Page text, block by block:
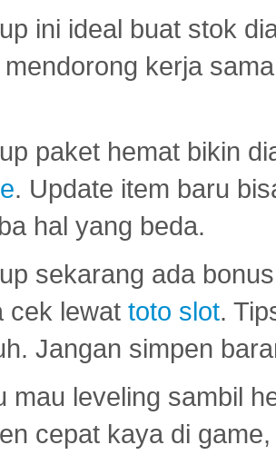
ini ideal buat stok
kerja
paket hemat bikin
. Update item baru
hal yang beda.
sekarang ada
cek lewat toto slot.
Jangan simpen
mau leveling sambil
cepat kaya di